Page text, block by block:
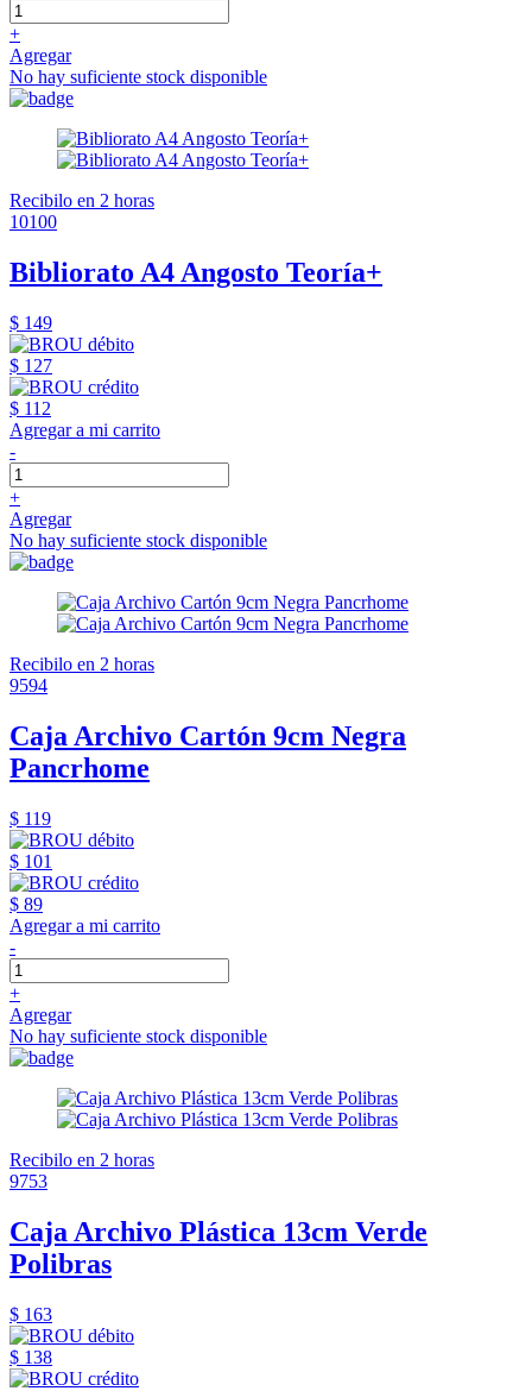
+
Agregar
No hay suficiente stock disponible
Recibilo en 2 horas
10100
Bibliorato A4 Angosto Teoría+
$ 149
$ 127
$ 112
Agregar a mi carrito
-
+
Agregar
No hay suficiente stock disponible
Recibilo en 2 horas
9594
Caja Archivo Cartón 9cm Negra
Pancrhome
$ 119
$ 101
$ 89
Agregar a mi carrito
-
+
Agregar
No hay suficiente stock disponible
Recibilo en 2 horas
9753
Caja Archivo Plástica 13cm Verde
Polibras
$ 163
$ 138